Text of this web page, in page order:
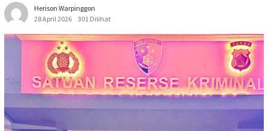
Herison Warpinggon
28 April 2026
301 Dilihat